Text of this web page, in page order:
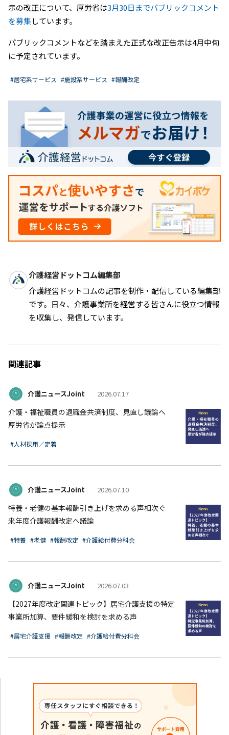
示の改正について、厚労省は3月30日までパブリックコメント
を募集しています。
パブリックコメントなどを踏まえた正式な改正告示は4月中旬
に予定されています。
#居宅系サービス #施設系サービス #報酬改定
介護経営ドットコム編集部
介護経営ドットコムの記事を制作・配信している編集部
です。日々、介護事業所を経営する皆さんに役立つ情報
を収集し、発信しています。
関連記事
介護ニュースJoint 2026.07.17
介護・福祉職員の退職金共済制度、見直し議論へ
厚労省が論点提示
#人材採用／定着
介護ニュースJoint 2026.07.10
特養・老健の基本報酬引き上げを求める声相次ぐ
来年度介護報酬改定へ議論
#特養 #老健 #報酬改定 #介護給付費分科会
介護ニュースJoint 2026.07.03
【2027年度改定関連トピック】居宅介護支援の特定
事業所加算、要件緩和を検討を求める声
#居宅介護支援 #報酬改定 #介護給付費分科会